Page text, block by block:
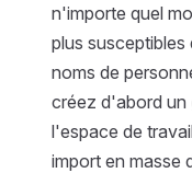
n'importe quel
plus
noms de
créez d'abord un
l'espace de
import en masse